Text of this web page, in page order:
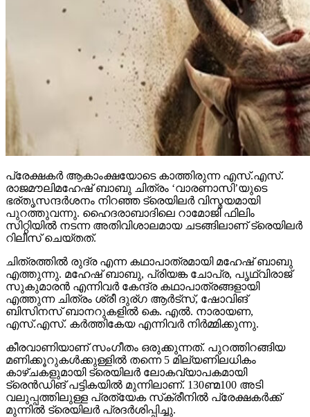
പ്രേക്ഷകര്‍ ആകാംക്ഷയോടെ കാത്തിരുന്ന എസ്.എസ്.
രാജമൗലിമഹേഷ് ബാബു ചിത്രം ‘വാരണാസി’യുടെ
ഭര്തൃസന്ദര്‍ശനം നിറഞ്ഞ ട്രെയിലര്‍ വിസ്മയമായി
പുറത്തുവന്നു. ഹൈദരാബാദിലെ റാമോജി ഫിലിം
സിറ്റിയില്‍ നടന്ന അതിവിശാലമായ ചടങ്ങിലാണ് ട്രെയിലര്‍
റിലീസ് ചെയ്തത്.
ചിത്രത്തില്‍ രുദ്ര എന്ന കഥാപാത്രമായി മഹേഷ് ബാബു
എത്തുന്നു. മഹേഷ് ബാബു, പ്രിയങ്ക ചോപ്ര, പൃഥ്വിരാജ്
സുകുമാരന്‍ എന്നിവര്‍ കേന്ദ്ര കഥാപാത്രങ്ങളായി
എത്തുന്ന ചിത്രം ശ്രീ ദുര്ഗ ആര്‍ട്‌സ്, ഷോവിങ്
ബിസിനസ് ബാനറുകളില്‍ കെ. എല്‍. നാരായണ,
എസ്.എസ്. കര്‍ത്തികേയ എന്നിവര്‍ നിര്‍മ്മിക്കുന്നു.
കീരവാണിയാണ് സംഗീതം ഒരുക്കുന്നത്. പുറത്തിറങ്ങിയ
മണിക്കൂറുകള്‍ക്കുള്ളില്‍ തന്നെ 5 മില്യണിലധികം
കാഴ്ചകളുമായി ട്രെയിലര്‍ ലോകവ്യാപകമായി
ട്രെന്‍ഡിങ് പട്ടികയില്‍ മുന്നിലാണ്. 130ണ്മ100 അടി
വലുപ്പത്തിലുള്ള പ്രത്യേക സ്‌ക്രീനില്‍ പ്രേക്ഷകര്‍ക്ക്
മുന്നില്‍ ട്രെയിലര്‍ പ്രദര്‍ശിപ്പിച്ചു.